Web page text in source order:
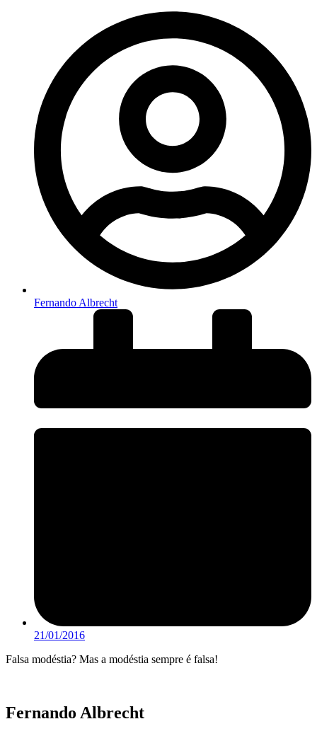
Fernando Albrecht
21/01/2016
Falsa modéstia? Mas a modéstia sempre é falsa!
Fernando Albrecht